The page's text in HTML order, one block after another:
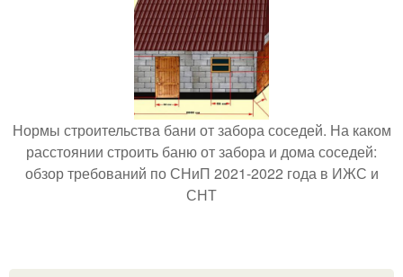
Нормы строительства бани от забора соседей. На каком
расстоянии строить баню от забора и дома соседей:
обзор требований по СНиП 2021-2022 года в ИЖС и
СНТ